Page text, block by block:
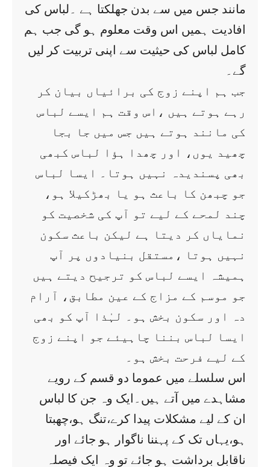
مانند جس میں سے بدن جھلکتا ہے ۔لباس کی
افادیت ہمیں اس وقت معلوم ہو گی جب ہم
کامل لباس کی حیثیت سے اپنی تربیت کر لیں
گے۔
جب ہم اپنے زوج کی برائیاں بیان کر
رہے ہوتے ہیں ،اس وقت ہم ایسے لباس
کی مانند ہوتے ہیں جس میں جا بجا
چھید یوں، اور چھدا ہؤا لباس کبھی
بھی پسندیدہ نہیں ہوتا۔ ایسا لباس
جو چبھن کا باعث ہو یا بھڑکیلا ہو،
چند لمحے کے لیے تو آپ کی شخصیت کو
نمایاں کر دیتا ہے لیکن باعث سکون
نہیں ہوتا ،مستقل بنیادوں پر آپ
ہمیشہ ایسے لباس کو ترجیح دیتے ہیں
جو موسم کے مزاج کے عین مطابق، آرام
دہ اور سکون بخش ہو۔ لہٰذا آپ کو بھی
ایسا لباس بننا چاہیئے جو اپنے زوج
کے لیے فرحت بخش ہو۔
اس سلسلے میں عموما دو قسم کے رویے
مشاہدے میں آتے ہیں۔ایک وہ جن کا لباس
ان کے لیے مشکلات پیدا کرے،تنگ ہو،چھبتا
ہو،یہاں تک کے پہننا ناگوار ہو جائے اور
ناقابل برداشت ہو جائے تو وہ ایک فیصلہ